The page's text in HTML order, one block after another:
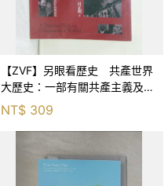
【ZVF】另眼看歷史 共產世界
大歷史：一部有關共產主義及共
產黨兩百年的興衰史_呂正理
NT$ 309